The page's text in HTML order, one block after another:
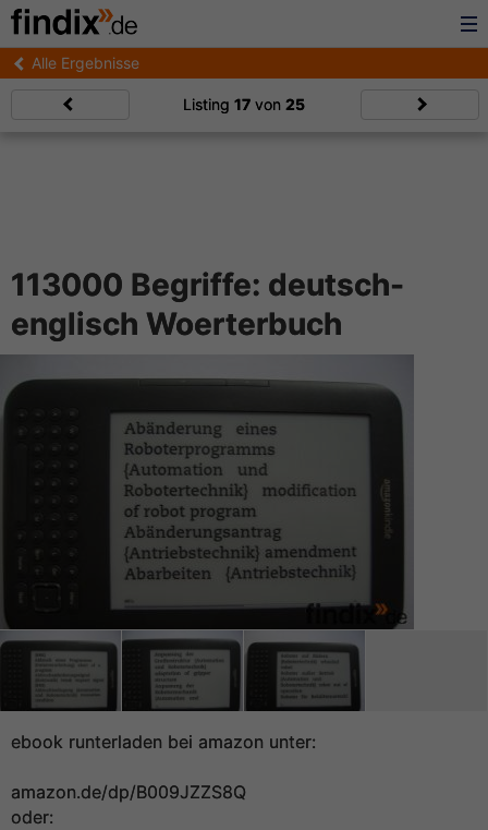
Alle Ergebnisse
Listing 17 von 25
113000 Begriffe: deutsch-
englisch Woerterbuch
ebook runterladen bei amazon unter:
amazon.de/dp/B009JZZS8Q
oder: